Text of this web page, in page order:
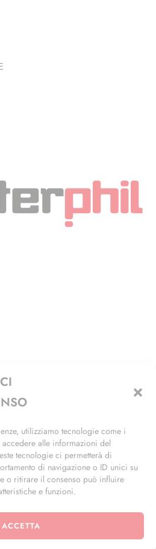
utilizziamo tecnologie come i
alle informazioni del
tecnologie ci permetterà di
di navigazione o ID unici su
o ritirare il consenso può influire
e funzioni.
ACCETTA
Sul Naviglio (MI)